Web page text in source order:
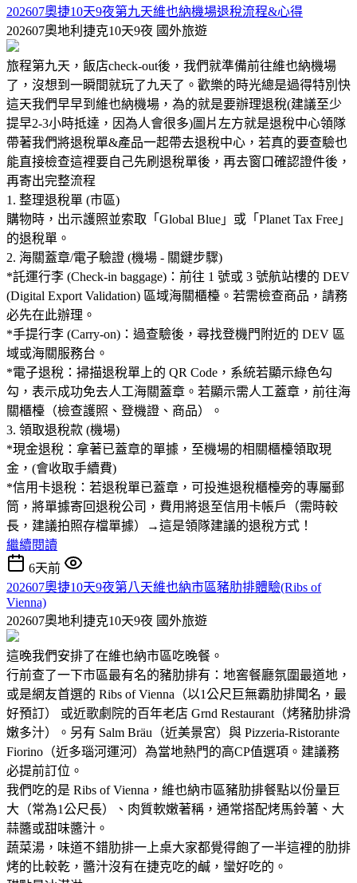
202607奧捷10天9夜第九天維也納機場退稅流程&心得
202607奧地利捷克10天9夜 國外旅遊
旅程第九天，飯店check-out後，我們就準備前往維也納機場
了，沒想到一瞬間就玩了九天了。歡樂的時光總是過得特別快
這天我們早早到維也納機場，為的就是要辦理退稅(建議至少
提早2-3小時抵達，因為人會很多)圖片左方就是退稅中心領隊
帶著我們將退稅單&產品一起帶去退稅中心，若真的要查驗也
能直接檢查這裡要自己先刷退稅單後，再去窗口確認證件後，
再寄出完整流程
1. 整理退稅單 (市區)
購物時，出示護照並索取「Global Blue」或「Planet Tax Free」
的退稅單。
2. 海關蓋章/電子驗證 (機場 - 關鍵步驟)
*託運行李 (Check-in baggage)：前往 1 號或 3 號航站樓的 DEV
(Digital Export Validation) 區域海關櫃檯。若需檢查商品，請務
必先在此辦理。
*手提行李 (Carry-on)：過查驗後，尋找登機門附近的 DEV 區
域或海關服務台。
*電子退稅：掃描退稅單上的 QR Code，系統若顯示綠色勾
勾，表示成功免去人工海關蓋章。若顯示需人工蓋章，前往海
關櫃檯（檢查護照、登機證、商品）。
3. 領取退稅款 (機場)
*現金退稅：拿著已蓋章的單據，至機場的相關櫃檯領取現
金，(會收取手續費)
*信用卡退稅：若退稅單已蓋章，可投進退稅櫃檯旁的專屬郵
筒，將單據寄回退稅公司，費用將退至信用卡帳戶（需時較
長，建議拍照存檔單據）→這是領隊建議的退稅方式！
繼續閱讀
6天前
202607奧捷10天9夜第八天維也納市區豬肋排體驗(Ribs of
Vienna)
202607奧地利捷克10天9夜 國外旅遊
這晚我們安排了在維也納市區吃晚餐。
行前查了一下市區最有名的豬肋排有：地窖餐廳氛圍最道地，
或是網友首選的 Ribs of Vienna（以1公尺巨無霸肋排聞名，最
好預訂） 或近歌劇院的百年老店 Grnd Restaurant（烤豬肋排滑
嫩多汁）。另有 Salm Bräu（近美景宮）與 Pizzeria-Ristorante
Fiorino（近多瑙河運河）為當地熱門的高CP值選項。建議務
必提前訂位。
我們吃的是 Ribs of Vienna，維也納市區豬肋排餐點以份量巨
大（常為1公尺長）、肉質軟嫩著稱，通常搭配烤馬鈴薯、大
蒜醬或甜味醬汁。
蔬菜湯，味道不錯肋排一上桌大家都覺得飽了一半這裡的肋排
烤的比較乾，醬汁沒有在捷克吃的鹹，蠻好吃的。